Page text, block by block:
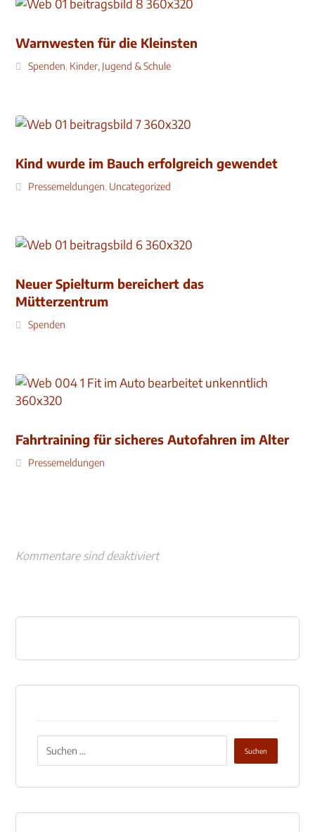
Warnwesten für die Kleinsten
Spenden, Kinder, Jugend & Schule
Kind wurde im Bauch erfolgreich gewendet
Pressemeldungen, Uncategorized
Neuer Spielturm bereichert das
Mütterzentrum
Spenden
Fahrtraining für sicheres Autofahren im Alter
Pressemeldungen
Kommentare sind deaktiviert